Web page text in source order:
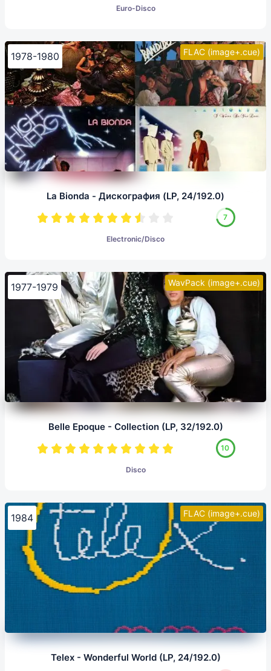
Euro-Disco
FLAC (image+.cue)
1978-1980
La Bionda - Дискография (LP, 24/192.0)
7
Electronic/Disco
WavPack (image+.cue)
1977-1979
Belle Epoque - Collection (LP, 32/192.0)
10
Disco
FLAC (image+.cue)
1984
Telex - Wonderful World (LP, 24/192.0)